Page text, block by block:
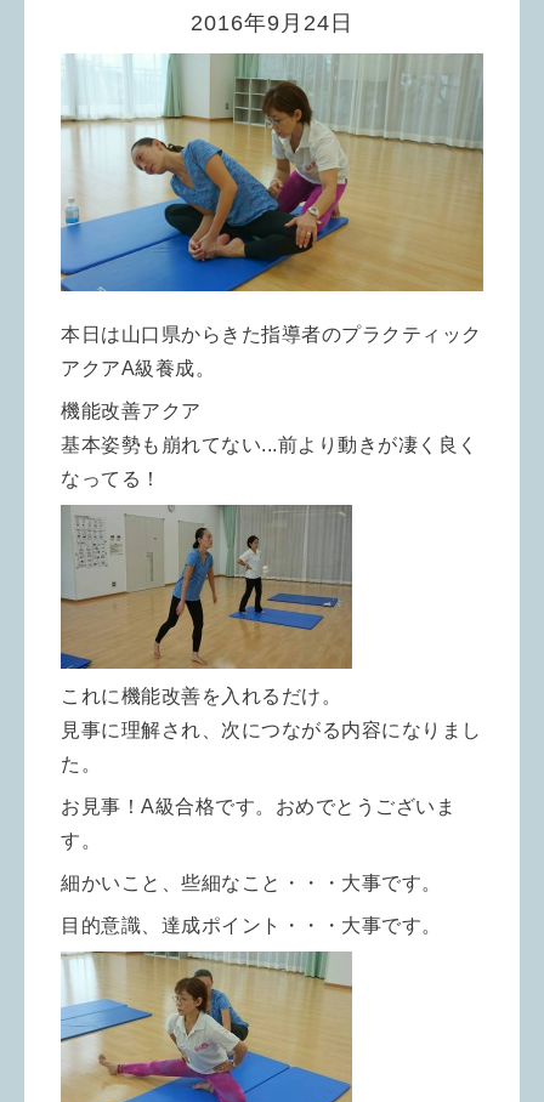
2016年9月24日
本日は山口県からきた指導者のプラクティック
アクアA級養成。
機能改善アクア
基本姿勢も崩れてない...前より動きが凄く良く
なってる！
これに機能改善を入れるだけ。
見事に理解され、次につながる内容になりまし
た。
お見事！A級合格です。おめでとうございま
す。
細かいこと、些細なこと・・・大事です。
目的意識、達成ポイント・・・大事です。